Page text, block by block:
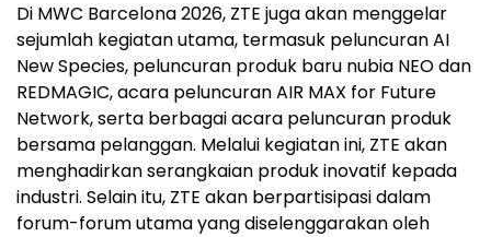
Di MWC Barcelona 2026, ZTE juga akan menggelar
sejumlah kegiatan utama, termasuk peluncuran AI
New Species, peluncuran produk baru nubia NEO dan
REDMAGIC, acara peluncuran AIR MAX for Future
Network, serta berbagai acara peluncuran produk
bersama pelanggan. Melalui kegiatan ini, ZTE akan
menghadirkan serangkaian produk inovatif kepada
industri. Selain itu, ZTE akan berpartisipasi dalam
forum-forum utama yang diselenggarakan oleh